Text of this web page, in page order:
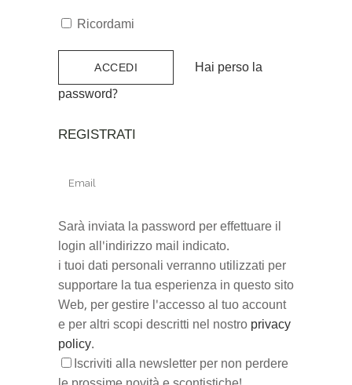
Ricordami
Hai perso la
password?
REGISTRATI
Sarà inviata la password per effettuare il
login all'indirizzo mail indicato.
i tuoi dati personali verranno utilizzati per
supportare la tua esperienza in questo sito
Web, per gestire l'accesso al tuo account
e per altri scopi descritti nel nostroprivacy
policy.
Iscriviti alla newsletter per non perdere